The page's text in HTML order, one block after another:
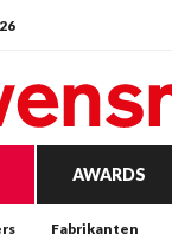
AWARDS
Fabrikanten